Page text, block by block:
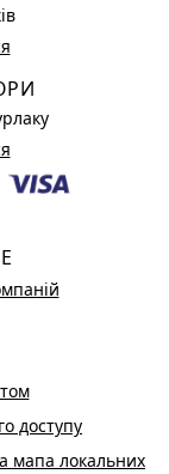
доступу
мапа локальних